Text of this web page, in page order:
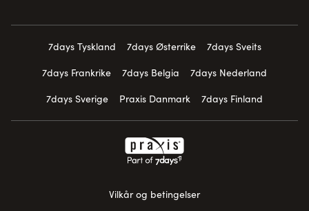
7days Tyskland 7days Østerrike
7days Sveits
7days Frankrike
7days Belgia
7days Nederland
7days Sverige
Praxis Danmark 7days Finland
Vilkår og betingelser